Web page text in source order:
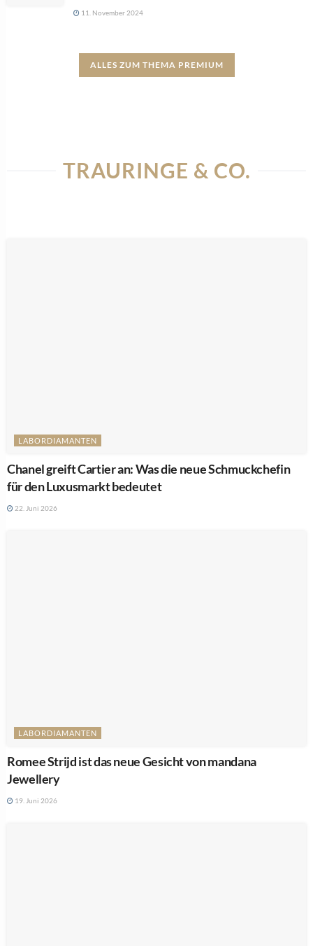
11. November 2024
ALLES ZUM THEMA PREMIUM
TRAURINGE & CO.
LABORDIAMANTEN
Chanel greift Cartier an: Was die neue Schmuckchefin
für den Luxusmarkt bedeutet
22. Juni 2026
LABORDIAMANTEN
Romee Strijd ist das neue Gesicht von mandana
Jewellery
19. Juni 2026